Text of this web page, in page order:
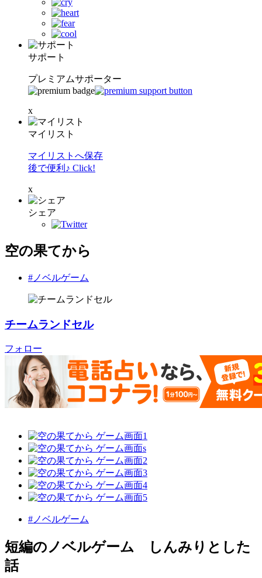
サポート
プレミアムサポーター
x
マイリスト
マイリストへ保存
後で便利♪ Click!
x
シェア
空の果てから
#ノベルゲーム
チームランドセル
フォロー
#ノベルゲーム
短編のノベルゲーム しんみりとした
話